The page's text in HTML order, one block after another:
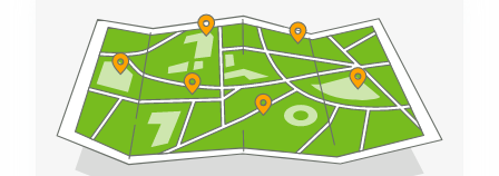
Kantoor
Hengelo
Bedrijfsruimte
Huren in
Nijmegen